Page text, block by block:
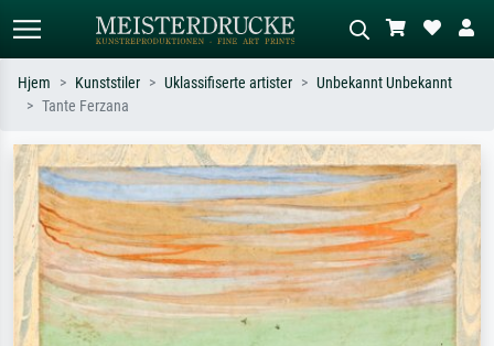
Søk etter kunstner, tittel eller stil – for
eksempel Monet, Stjernenatt,
impresjonisme, Hokusai-bølgen, akt.
Beskriv scenen – for eksempel grønn
eng, abstrakt med mye rødt, mørkt
oljemaleri, stående akt ved et tre.
Hjem Kunststiler Uklassifiserte artister
Unbekannt Unbekannt
Tante Ferzana